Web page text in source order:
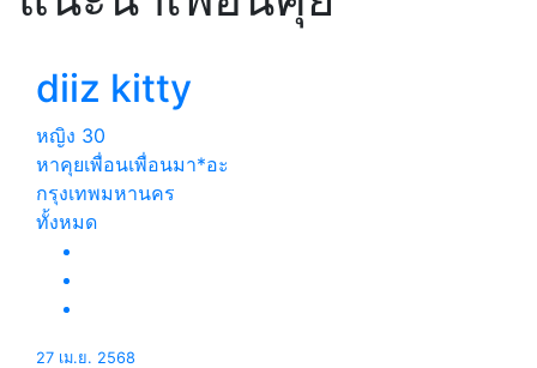
diiz kitty
หญิง 30
หาคุย​เพื่อน​เพื่อน​มา*อะ
กรุงเทพมหานคร
ทั้งหมด
27 เม.ย. 2568